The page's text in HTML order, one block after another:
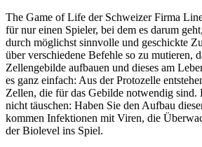
The Game of Life der Schweizer Firma
für nur einen Spieler, bei dem es darum
durch möglichst sinnvolle und geschickte
über verschiedene Befehle so zu mutieren,
Zellengebilde aufbauen und dieses am
es ganz einfach: Aus der Protozelle
Zellen, die für das Gebilde notwendig sind.
nicht täuschen: Haben Sie den Aufbau
kommen Infektionen mit Viren, die
der Biolevel ins Spiel.